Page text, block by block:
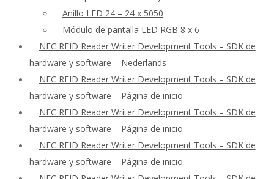
Anillo LED 24 – 24 x 5050
Módulo de pantalla LED RGB 8 x 6
NFC RFID Reader Writer Development Tools – SDK de
hardware y software – Nederlands
NFC RFID Reader Writer Development Tools – SDK de
hardware y software – Página de inicio
NFC RFID Reader Writer Development Tools – SDK de
hardware y software – Página de inicio
NFC RFID Reader Writer Development Tools – SDK de
hardware y software – Página de inicio